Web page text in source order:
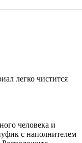
легко чистится
человека и
с наполнителем